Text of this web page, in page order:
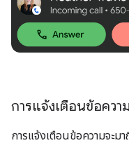
การแจ้งเตือนข้อความ
การแจ้งเตือนข้อความจะม